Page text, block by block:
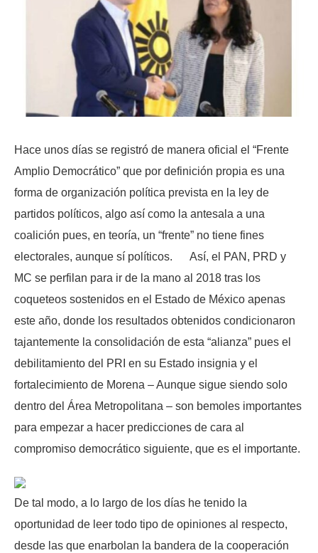
Hace unos días se registró de manera oficial el “Frente
Amplio Democrático” que por definición propia es una
forma de organización política prevista en la ley de
partidos políticos, algo así como la antesala a una
coalición pues, en teoría, un “frente” no tiene fines
electorales, aunque sí políticos. Así, el PAN, PRD y
MC se perfilan para ir de la mano al 2018 tras los
coqueteos sostenidos en el Estado de México apenas
este año, donde los resultados obtenidos condicionaron
tajantemente la consolidación de esta “alianza” pues el
debilitamiento del PRI en su Estado insignia y el
fortalecimiento de Morena – Aunque sigue siendo solo
dentro del Área Metropolitana – son bemoles importantes
para empezar a hacer predicciones de cara al
compromiso democrático siguiente, que es el importante.
De tal modo, a lo largo de los días he tenido la
oportunidad de leer todo tipo de opiniones al respecto,
desde las que enarbolan la bandera de la cooperación